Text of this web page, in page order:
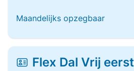
Maandelijks opzegbaar
Flex Dal Vrij